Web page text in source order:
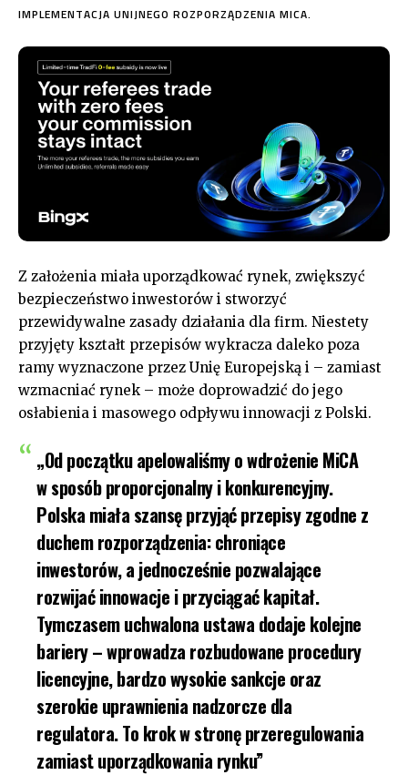
IMPLEMENTACJA UNIJNEGO ROZPORZĄDZENIA MICA.
Z założenia miała uporządkować rynek, zwiększyć
bezpieczeństwo inwestorów i stworzyć
przewidywalne zasady działania dla firm. Niestety
przyjęty kształt przepisów wykracza daleko poza
ramy wyznaczone przez Unię Europejską i – zamiast
wzmacniać rynek – może doprowadzić do jego
osłabienia i masowego odpływu innowacji z Polski.
„Od początku apelowaliśmy o wdrożenie MiCA
w sposób proporcjonalny i konkurencyjny.
Polska miała szansę przyjąć przepisy zgodne z
duchem rozporządzenia: chroniące
inwestorów, a jednocześnie pozwalające
rozwijać innowacje i przyciągać kapitał.
Tymczasem uchwalona ustawa dodaje kolejne
bariery – wprowadza rozbudowane procedury
licencyjne, bardzo wysokie sankcje oraz
szerokie uprawnienia nadzorcze dla
regulatora. To krok w stronę przeregulowania
zamiast uporządkowania rynku”